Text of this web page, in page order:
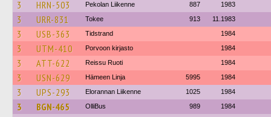
3 HRN-503 Pekolan Liikenne 887 1983
3 URR-831 Tokee 913 11.1983
3 USB-363 Tidstrand 1984
3 UTM-410 Porvoon kirjasto 1984
3 ATT-622 Reissu Ruoti 1984
3 USN-629 Hämeen Linja 5995 1984
3 UPS-293 Elorannan Liikenne 1025 1984
3 BGN-465 OlliBus 989 1984